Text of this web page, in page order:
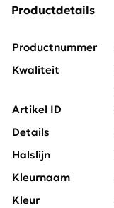
Productdetails
Productnummer
Kwaliteit
Artikel ID
Details
Halslijn
Kleurnaam
Kleur